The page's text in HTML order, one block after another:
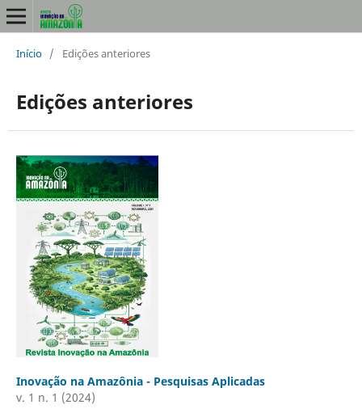
Início / Edições anteriores
Edições anteriores
Inovação na Amazônia - Pesquisas Aplicadas
v. 1 n. 1 (2024)